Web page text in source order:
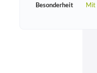
Besonderheit Mit